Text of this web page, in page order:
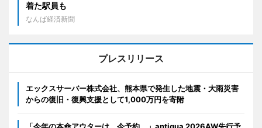
着た駅員も
なんば経済新聞
プレスリリース
エックスサーバー株式会社、熊本県で発生した地震・大雨災害
からの復旧・復興支援として1,000万円を寄附